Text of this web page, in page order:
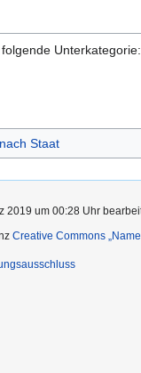
Unterkategorie:
Staat
2019 um 00:28 Uhr
Creative Commons